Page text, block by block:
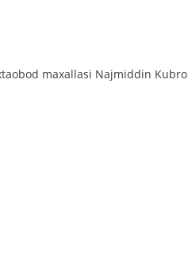
maxallasi Najmiddin Kubro